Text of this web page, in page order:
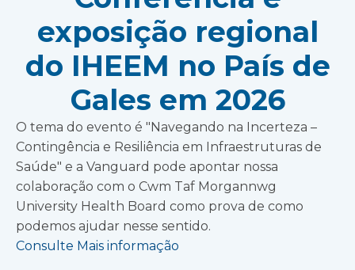
exposição regional
do IHEEM no País de
Gales em 2026
O tema do evento é "Navegando na Incerteza –
Contingência e Resiliência em Infraestruturas de
Saúde" e a Vanguard pode apontar nossa
colaboração com o Cwm Taf Morgannwg
University Health Board como prova de como
podemos ajudar nesse sentido.
Consulte Mais informação